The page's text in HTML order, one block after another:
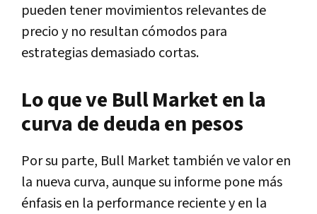
pueden tener movimientos relevantes de
precio y no resultan cómodos para
estrategias demasiado cortas.
Lo que ve Bull Market en la
curva de deuda en pesos
Por su parte, Bull Market también ve valor en
la nueva curva, aunque su informe pone más
énfasis en la performance reciente y en la